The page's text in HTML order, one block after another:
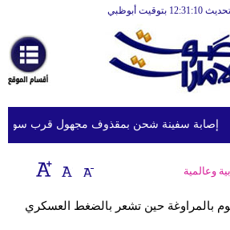
بتوقيت أبوظبي
أخبارعاجلة
رياضة
ثقافة
إقتصاد
وموسيقى
سفينة شحن بمقذوف مجهول قرب سواحل
وعالمية
بالمراوغة حين تشعر بالضغط العسكري